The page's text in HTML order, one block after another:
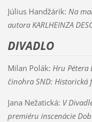
Július Handžárik: Na
autora KARLHEINZA
DIVADLO
Milan Polák: Hru Pétera
činohra SND:
Jana Nežatická: V
premiéru inscenácie